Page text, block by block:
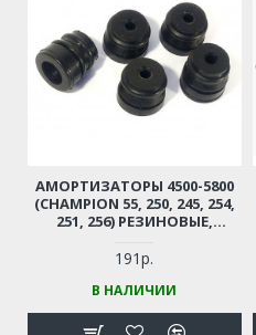
АМОРТИЗАТОРЫ 4500-5800
(CHAMPION 55, 250, 245, 254,
251, 256) РЕЗИНОВЫЕ,
191р.
В НАЛИЧИИ